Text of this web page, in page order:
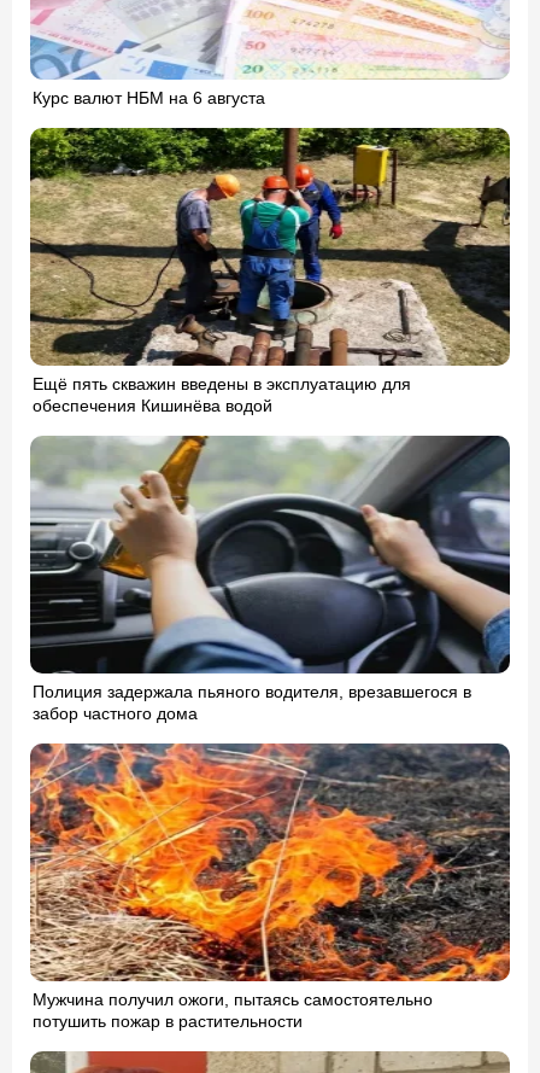
Курс валют НБМ на 6 августа
Ещё пять скважин введены в эксплуатацию для
обеспечения Кишинёва водой
Полиция задержала пьяного водителя, врезавшегося в
забор частного дома
Мужчина получил ожоги, пытаясь самостоятельно
потушить пожар в растительности